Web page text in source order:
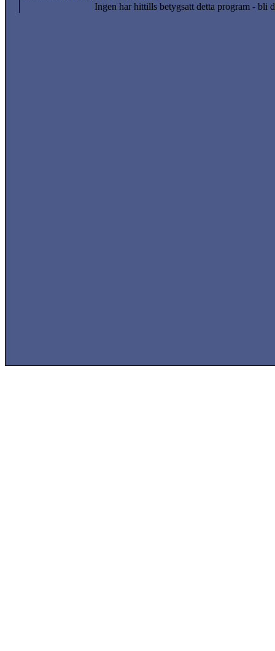
Ingen har hittills betygsatt detta program - bli